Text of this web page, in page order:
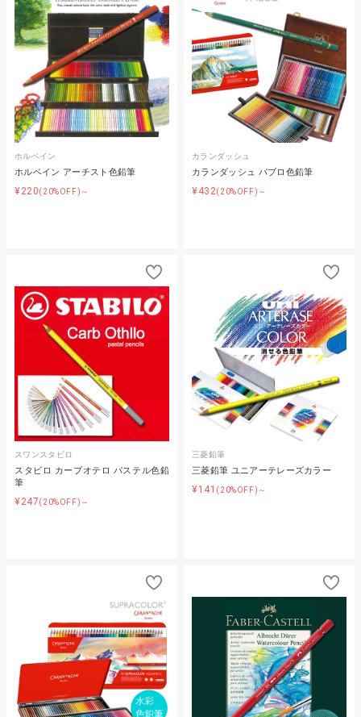
ホルベイン
ホルベイン アーチスト色鉛筆
¥220(20%OFF)～
カランダッシュ
カランダッシュ パブロ色鉛筆
¥432(20%OFF)～
スワンスタビロ
スタビロ カーブオテロ パステル色鉛
筆
¥247(20%OFF)～
三菱鉛筆
三菱鉛筆 ユニアーテレーズカラー
¥141 (20%OFF)～